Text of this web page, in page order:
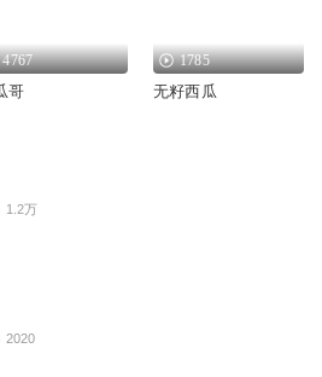
4767
哥
1785
无籽西瓜
1.2万
2020